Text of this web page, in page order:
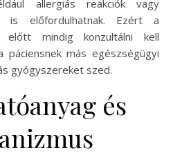
allergiás reakciók vagy
is előfordulhatnak. Ezért a
előtt mindig konzultálni kell
páciensnek más egészségügyi
gyógyszereket szed.
és